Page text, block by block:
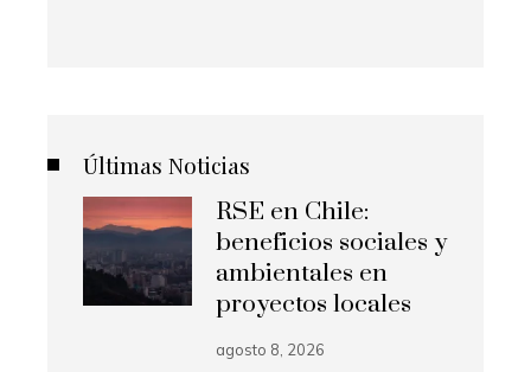
Últimas Noticias
RSE en Chile:
beneficios sociales y
ambientales en
proyectos locales
agosto 8, 2026